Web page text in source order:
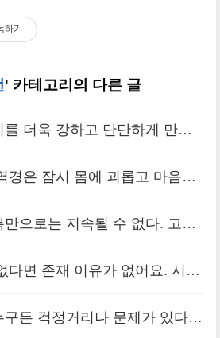
하기
' 카테고리의 다른 글
더욱 강하고 단단하게 만들
열 수 있는 영광..
(0)
경은 잠시 몸에 괴롭고 마음에
으로는 지속될 수 없다. 고통
고통의 언덕 너머..
(0)
다면 존재 이유가 없어요. 시는
든 걱정거리나 문제가 있다.